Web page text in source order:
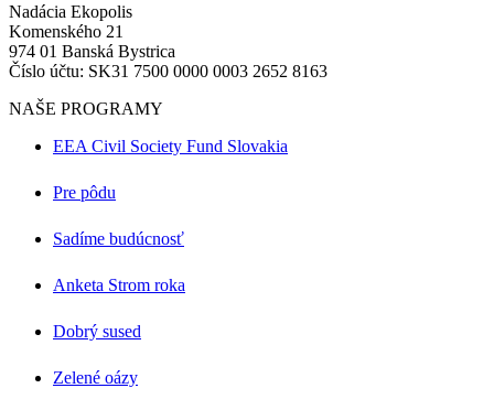
Nadácia Ekopolis
Komenského 21
974 01 Banská Bystrica
Číslo účtu: SK31 7500 0000 0003 2652 8163
NAŠE PROGRAMY
EEA Civil Society Fund Slovakia
Pre pôdu
Sadíme budúcnosť
Anketa Strom roka
Dobrý sused
Zelené oázy